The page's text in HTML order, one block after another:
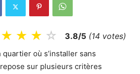
★ ★ ★ ☆ 3.8/5 (14 votes)
où s’installer sans
sur plusieurs critères